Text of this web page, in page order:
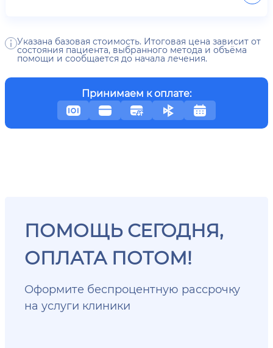
Указана базовая стоимость. Итоговая цена зависит от
состояния пациента, выбранного метода и объёма
помощи и сообщается до начала лечения.
Принимаем к оплате:
ПОМОЩЬ СЕГОДНЯ,
ОПЛАТА ПОТОМ!
Оформите беспроцентную рассрочку
на услуги клиники